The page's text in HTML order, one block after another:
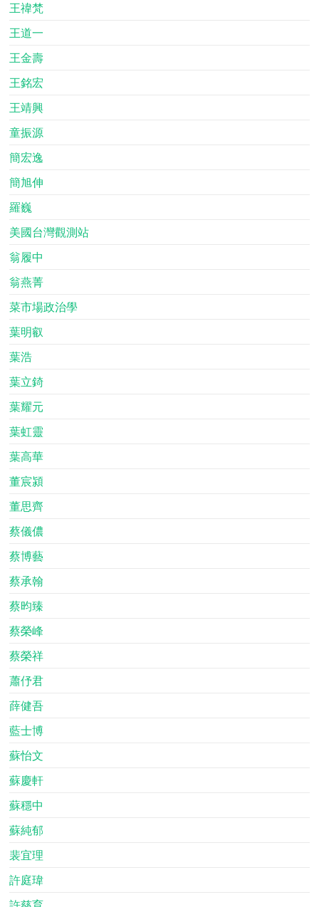
王禕梵
王道一
王金壽
王銘宏
王靖興
童振源
簡宏逸
簡旭伸
羅巍
美國台灣觀測站
翁履中
翁燕菁
菜市場政治學
葉明叡
葉浩
葉立錡
葉耀元
葉虹靈
葉高華
董宸潁
董思齊
蔡儀儂
蔡博藝
蔡承翰
蔡昀臻
蔡榮峰
蔡榮祥
蕭伃君
薛健吾
藍士博
蘇怡文
蘇慶軒
蘇穩中
蘇純郁
裴宜理
許庭瑋